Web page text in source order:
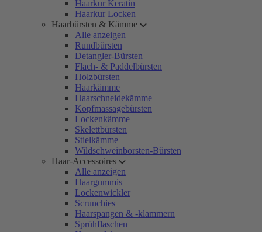
Haarkur Keratin
Haarkur Locken
Haarbürsten & Kämme
Alle anzeigen
Rundbürsten
Detangler-Bürsten
Flach- & Paddelbürsten
Holzbürsten
Haarkämme
Haarschneidekämme
Kopfmassagebürsten
Lockenkämme
Skelettbürsten
Stielkämme
Wildschweinborsten-Bürsten
Haar-Accessoires
Alle anzeigen
Haargummis
Lockenwickler
Scrunchies
Haarspangen & -klammern
Sprühflaschen